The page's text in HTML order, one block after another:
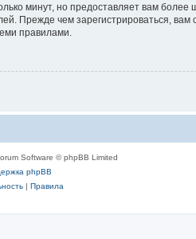
минут, но предоставляет вам
Прежде чем зарегистрироваться, вам
правилами.
Software © phpBB Limited
phpBB
| Правила